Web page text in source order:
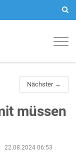
Nächster →
müssen
22.08.2024 06:53